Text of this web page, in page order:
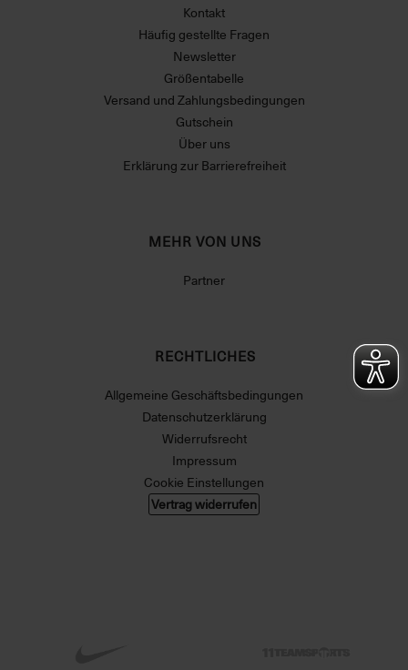
Kontakt
Häufig gestellte Fragen
Newsletter
Größentabelle
Versand und Zahlungsbedingungen
Gutschein
Über uns
Erklärung zur Barrierefreiheit
MEHR VON UNS
Partner
RECHTLICHES
Allgemeine Geschäftsbedingungen
Datenschutzerklärung
Widerrufsrecht
Impressum
Cookie Einstellungen
Vertrag widerrufen